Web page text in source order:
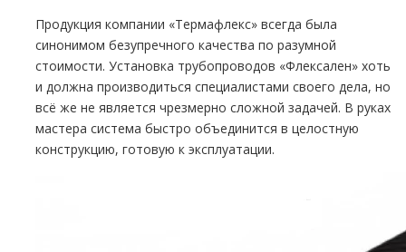
Продукция компании «Термафлекс» всегда была
синонимом безупречного качества по разумной
стоимости. Установка трубопроводов «Флексален» хоть
и должна производиться специалистами своего дела, но
всё же не является чрезмерно сложной задачей. В руках
мастера система быстро объединится в целостную
конструкцию, готовую к эксплуатации.